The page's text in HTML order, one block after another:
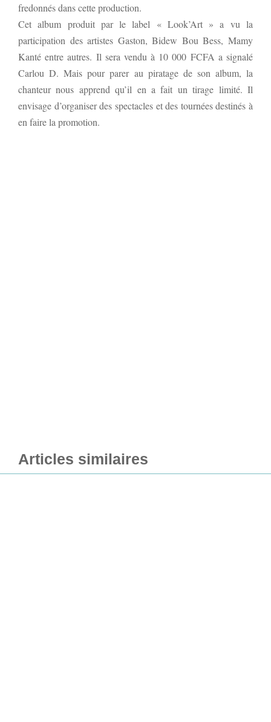
fredonnés dans cette production.
Cet album produit par le label « Look’Art » a vu la
participation des artistes Gaston, Bidew Bou Bess, Mamy
Kanté entre autres. Il sera vendu à 10 000 FCFA a signalé
Carlou D. Mais pour parer au piratage de son album, la
chanteur nous apprend qu’il en a fait un tirage limité. Il
envisage d’organiser des spectacles et des tournées destinés à
en faire la promotion.
Articles similaires